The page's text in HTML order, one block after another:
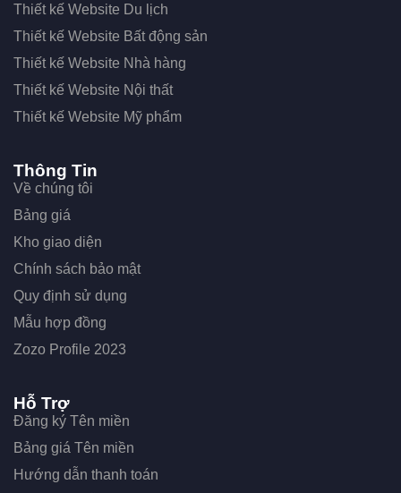
Thiết kế Website Du lịch
Thiết kế Website Bất động sản
Thiết kế Website Nhà hàng
Thiết kế Website Nội thất
Thiết kế Website Mỹ phẩm
Thông Tin
Về chúng tôi
Bảng giá
Kho giao diện
Chính sách bảo mật
Quy định sử dụng
Mẫu hợp đồng
Zozo Profile 2023
Hỗ Trợ
Đăng ký Tên miền
Bảng giá Tên miền
Hướng dẫn thanh toán